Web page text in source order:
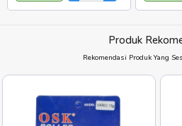
Produk
Rekomendasi Produk Yang